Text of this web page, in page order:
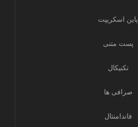
پاین اسکریپت
پست متنی
تکنیکال
صرافی ها
فاندامنتال